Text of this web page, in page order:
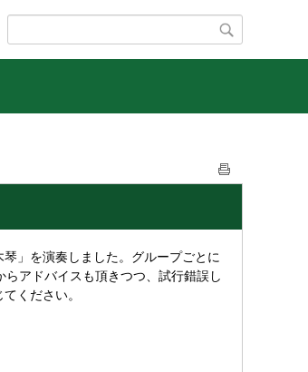
」を演奏しました。グループごとに
アドバイスも頂きつつ、試行錯誤し
ください。